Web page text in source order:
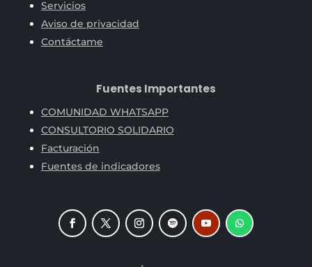
Servicios
Aviso de privacidad
Contáctame
Fuentes Importantes
COMUNIDAD WHATSAPP
CONSULTORIO SOLIDARIO
Facturación
Fuentes de indicadores